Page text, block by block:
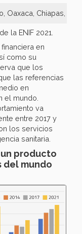
Oaxaca, Chiapas,
la ENIF 2021.
en
como su
que los
las referencias
en
el mundo.
va
entre 2017 y
los servicios
sanitaria.
producto
del mundo